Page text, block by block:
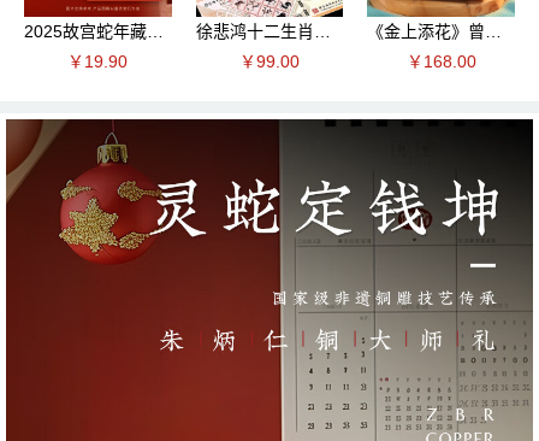
2025故宫蛇年藏书票
￥19.90
徐悲鸿十二生肖纪念券
￥99.00
《金上添花》曾国藩六诫桌面摆件
￥168.00